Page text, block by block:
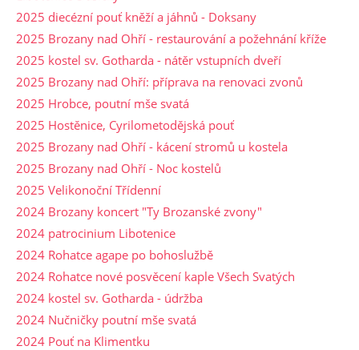
2025 diecézní pouť kněží a jáhnů - Doksany
2025 Brozany nad Ohří - restaurování a požehnání kříže
2025 kostel sv. Gotharda - nátěr vstupních dveří
2025 Brozany nad Ohří: příprava na renovaci zvonů
2025 Hrobce, poutní mše svatá
2025 Hostěnice, Cyrilometodějská pouť
2025 Brozany nad Ohří - kácení stromů u kostela
2025 Brozany nad Ohří - Noc kostelů
2025 Velikonoční Třídenní
2024 Brozany koncert "Ty Brozanské zvony"
2024 patrocinium Libotenice
2024 Rohatce agape po bohoslužbě
2024 Rohatce nové posvěcení kaple Všech Svatých
2024 kostel sv. Gotharda - údržba
2024 Nučničky poutní mše svatá
2024 Pouť na Klimentku